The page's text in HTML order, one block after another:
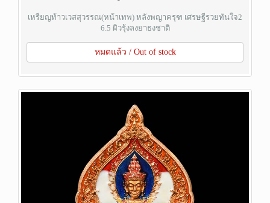
เหรียญท้าวเวสสุวรรณ(หน้าเทพ) หลังพญาครุฑ เศรษฐีรวยทันใจ2
6.5 ผิวรุ้งลงยาธงชาติ
หมดแล้ว / Out of stock